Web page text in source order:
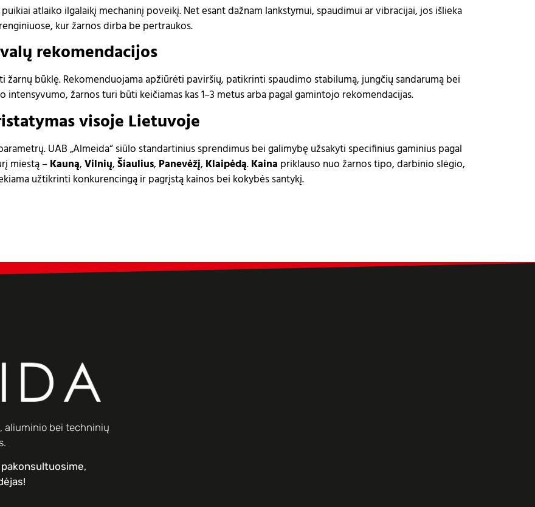
puikiai atlaiko ilgalaikį mechaninį poveikį. Net esant dažnam lankstymui, spaudimui ar vibracijai, jos išlieka
kur žarnos dirba be pertraukos.
rekomendacijos
būklę. Rekomenduojama apžiūrėti paviršių, patikrinti spaudimo stabilumą, jungčių sandarumą bei
žarnos turi būti keičiamas kas 1–3 metus arba pagal gamintojo rekomendacijas.
visoje Lietuvoje
UAB „Almeida“ siūlo standartinius sprendimus bei galimybę užsakyti specifinius gaminius pagal
miestą –Kauną,Vilnių,Šiaulius, Panevėžį, Klaipėdą.Kaina priklauso nuo žarnos tipo, darbinio slėgio,
užtikrinti konkurencingą ir pagrįstą kainos bei kokybės santykį.
aliuminio bei techninių